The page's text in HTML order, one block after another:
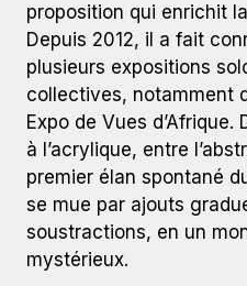
proposition qui enrichit
Depuis 2012, il a fait
plusieurs expositions
collectives, notamment
Expo de Vues
à l’acrylique, entre
premier élan spontané
se mue par ajouts
soustractions, en un
mystérieux.